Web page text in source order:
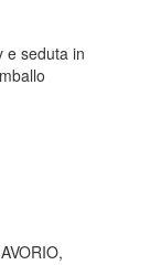
e seduta in